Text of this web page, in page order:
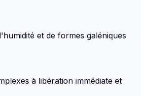
et de formes galéniques
à libération immédiate et